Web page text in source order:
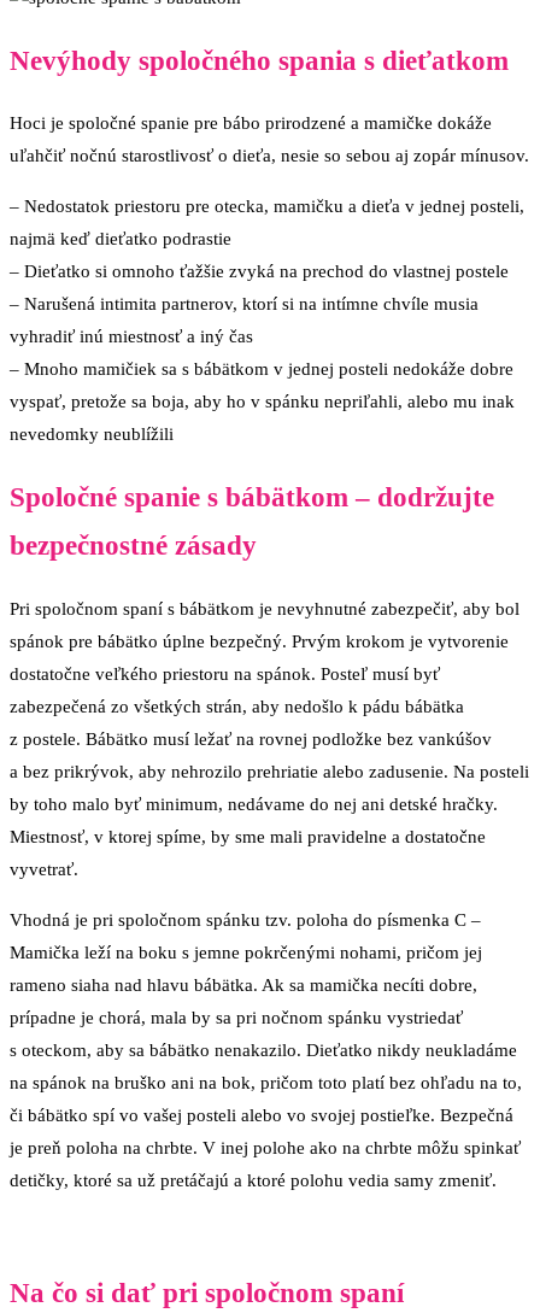
Nevýhody spoločného spania s dieťatkom
Hoci je spoločné spanie pre bábo prirodzené a mamičke dokáže
uľahčiť nočnú starostlivosť o dieťa, nesie so sebou aj zopár mínusov.
– Nedostatok priestoru pre otecka, mamičku a dieťa v jednej posteli,
najmä keď dieťatko podrastie
– Dieťatko si omnoho ťažšie zvyká na prechod do vlastnej postele
– Narušená intimita partnerov, ktorí si na intímne chvíle musia
vyhradiť inú miestnosť a iný čas
– Mnoho mamičiek sa s bábätkom v jednej posteli nedokáže dobre
vyspať, pretože sa boja, aby ho v spánku nepriľahli, alebo mu inak
nevedomky neublížili
Spoločné spanie s bábätkom – dodržujte
bezpečnostné zásady
Pri spoločnom spaní s bábätkom je nevyhnutné zabezpečiť, aby bol
spánok pre bábätko úplne bezpečný. Prvým krokom je vytvorenie
dostatočne veľkého priestoru na spánok. Posteľ musí byť
zabezpečená zo všetkých strán, aby nedošlo k pádu bábätka
z postele. Bábätko musí ležať na rovnej podložke bez vankúšov
a bez prikrývok, aby nehrozilo prehriatie alebo zadusenie. Na posteli
by toho malo byť minimum, nedávame do nej ani detské hračky.
Miestnosť, v ktorej spíme, by sme mali pravidelne a dostatočne
vyvetrať.
Vhodná je pri spoločnom spánku tzv. poloha do písmenka C –
Mamička leží na boku s jemne pokrčenými nohami, pričom jej
rameno siaha nad hlavu bábätka. Ak sa mamička necíti dobre,
prípadne je chorá, mala by sa pri nočnom spánku vystriedať
s oteckom, aby sa bábätko nenakazilo. Dieťatko nikdy neukladáme
na spánok na bruško ani na bok, pričom toto platí bez ohľadu na to,
či bábätko spí vo vašej posteli alebo vo svojej postieľke. Bezpečná
je preň poloha na chrbte. V inej polohe ako na chrbte môžu spinkať
detičky, ktoré sa už pretáčajú a ktoré polohu vedia samy zmeniť.
Na čo si dať pri spoločnom spaní